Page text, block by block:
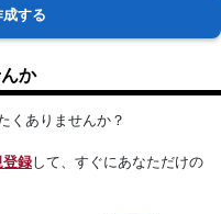
する
か
くありませんか？
登録して、すぐにあなただけの